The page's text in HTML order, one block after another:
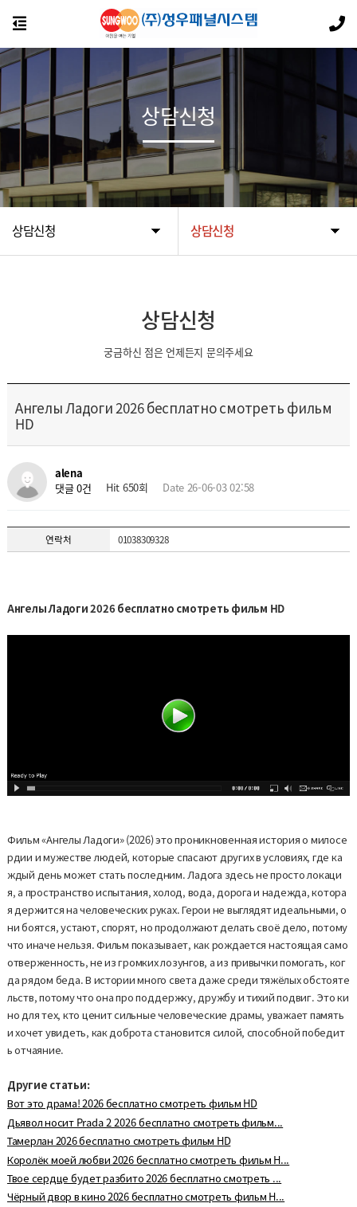
상담신청 상담신청
상담신청
상담신청
궁금하신 점은 언제든지 문의주세요
Ангелы Ладоги 2026 бесплатно смотреть фильм
HD
alena
댓글 0건
Hit 650회 Date 26-06-03 02:58
연락처 01038309328
Ангелы Ладоги 2026 бесплатно смотреть фильм HD
Фильм «Ангелы Ладоги» (2026) это проникновенная история о милосе
рдии и мужестве людей, которые спасают других в условиях, где ка
ждый день может стать последним. Ладога здесь не просто локаци
я, а пространство испытания, холод, вода, дорога и надежда, котора
я держится на человеческих руках. Герои не выглядят идеальными, о
ни боятся, устают, спорят, но продолжают делать своё дело, потому
что иначе нельзя. Фильм показывает, как рождается настоящая само
отверженность, не из громких лозунгов, а из привычки помогать, ког
да рядом беда. В истории много света даже среди тяжёлых обстояте
льств, потому что она про поддержку, дружбу и тихий подвиг. Это ки
но для тех, кто ценит сильные человеческие драмы, уважает память
и хочет увидеть, как доброта становится силой, способной победит
ь отчаяние.
Другие статьи:
Вот это драма! 2026 бесплатно смотреть фильм HD
Дьявол носит Prada 2 2026 бесплатно смотреть фильм...
Тамерлан 2026 бесплатно смотреть фильм HD
Королёк моей любви 2026 бесплатно смотреть фильм H...
Твое сердце будет разбито 2026 бесплатно смотреть ...
Чёрный двор в кино 2026 бесплатно смотреть фильм H...